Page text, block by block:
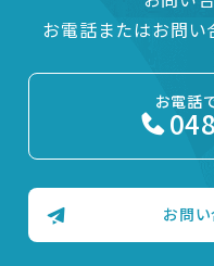
お電話またはお問
お電話
お問